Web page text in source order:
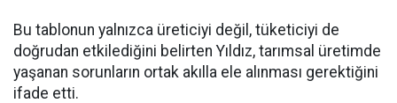
Bu tablonun yalnızca üreticiyi değil, tüketiciyi de
doğrudan etkilediğini belirten Yıldız, tarımsal üretimde
yaşanan sorunların ortak akılla ele alınması gerektiğini
ifade etti.